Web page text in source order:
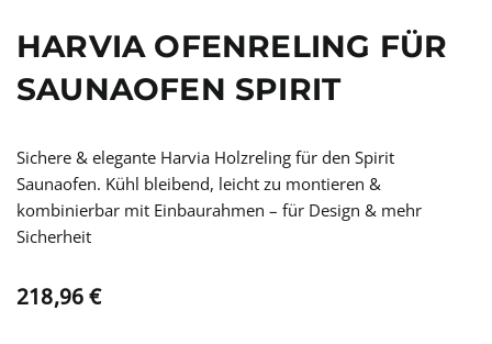
HARVIA OFENRELING FÜR
SAUNAOFEN SPIRIT
Sichere & elegante Harvia Holzreling für den Spirit
Saunaofen. Kühl bleibend, leicht zu montieren &
kombinierbar mit Einbaurahmen – für Design & mehr
Sicherheit
218,96€